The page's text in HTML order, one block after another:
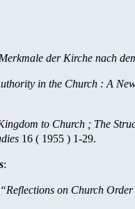
der Kirche nach
in the Church : A
to Church ; The
16 ( 1955 ) 1-29.
:
“Reflections on Church